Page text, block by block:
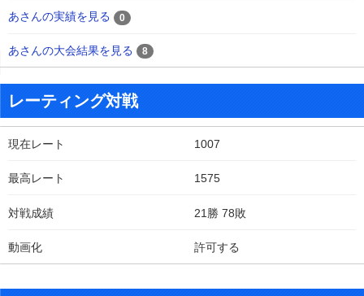
あさんの実績を見る 0
あさんの大会結果を見る 8
レーティング対戦
現在レート 1007
最高レート 1575
対戦成績 21勝 78敗
動画化 許可する